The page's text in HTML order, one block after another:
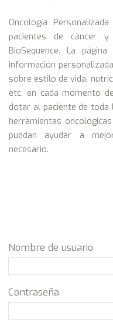
Oncología
pacientes de cáncer
BioSequence. La
información
sobre estilo de vida,
etc. en cada momento
dotar al paciente de
herramientas
puedan ayudar a
necesario.
Nombre de usuario
Contraseña